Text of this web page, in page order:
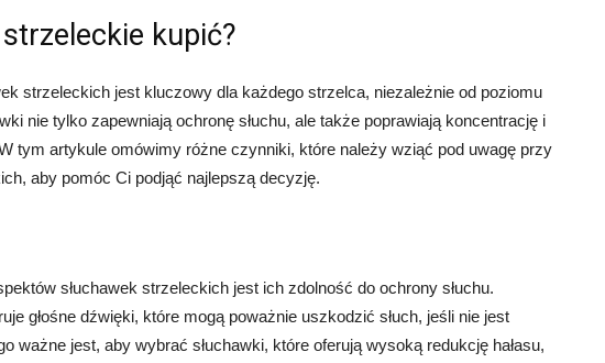
kupić?
strzeleckich jest kluczowy dla każdego strzelca, niezależnie od poziomu
nie tylko zapewniają ochronę słuchu, ale także poprawiają koncentrację i
tym artykule omówimy różne czynniki, które należy wziąć pod uwagę przy
aby pomóc Ci podjąć najlepszą decyzję.
słuchawek strzeleckich jest ich zdolność do ochrony słuchu.
głośne dźwięki, które mogą poważnie uszkodzić słuch, jeśli nie jest
ważne jest, aby wybrać słuchawki, które oferują wysoką redukcję hałasu,